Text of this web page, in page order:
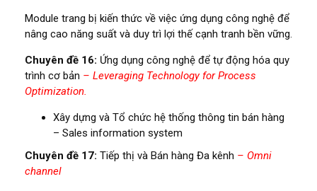
Module trang bị kiến thức về việc ứng dụng công nghệ để
nâng cao năng suất và duy trì lợi thế cạnh tranh bền vững.
Chuyên đề 16: Ứng dụng công nghệ để tự động hóa quy
trình cơ bản – Leveraging Technology for Process
Optimization.
Xây dựng và Tổ chức hệ thống thông tin bán hàng
– Sales information system
Chuyên đề 17: Tiếp thị và Bán hàng Đa kênh – Omni
channel